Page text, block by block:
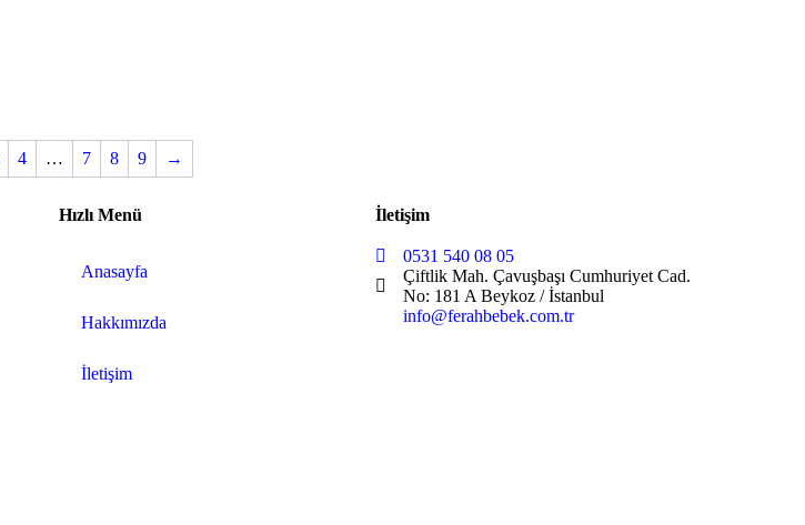
4 … 7 8 9 →
Hızlı Menü
Anasayfa
Hakkımızda
İletişim
İletişim
0531 540 08 05
Çiftlik Mah. Çavuşbaşı Cumhuriyet Cad.
No: 181 A Beykoz / İstanbul
info@ferahbebek.com.tr